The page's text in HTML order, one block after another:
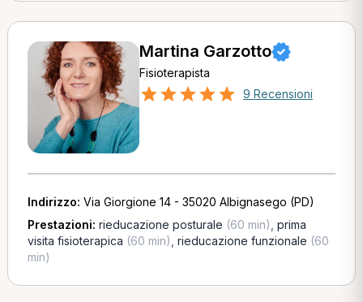
Martina Garzotto
Fisioterapista
9 Recensioni
Indirizzo: Via Giorgione 14 - 35020 Albignasego (PD)
Prestazioni: rieducazione posturale (60 min) prima
visita fisioterapica (60 min) rieducazione funzionale (60
min)